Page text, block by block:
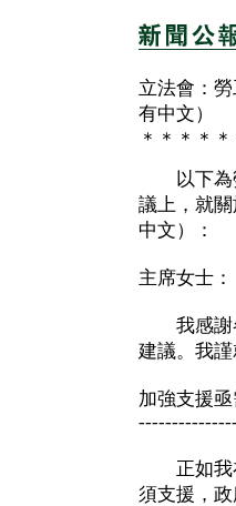
立法會：
有中文）
＊＊＊＊
以下為勞
議上，就
中文）：
主席女士：
我感謝各
建議。我
加強支援
正如我在
須支援，